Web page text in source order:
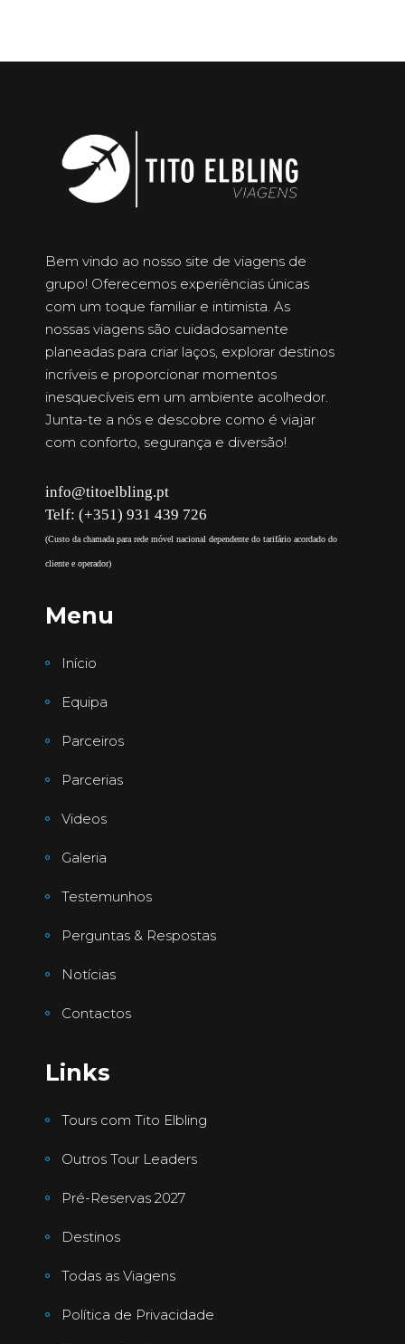
Bem vindo ao nosso site de viagens de
grupo! Oferecemos experiências únicas
com um toque familiar e intimista. As
nossas viagens são cuidadosamente
planeadas para criar laços, explorar destinos
incríveis e proporcionar momentos
inesquecíveis em um ambiente acolhedor.
Junta-te a nós e descobre como é viajar
com conforto, segurança e diversão!
info@titoelbling.pt
Telf: (+351) 931 439 726
(Custo da chamada para rede móvel nacional dependente do tarifário acordado do
cliente e operador)
Menu
Início
Equipa
Parceiros
Parcerias
Videos
Galeria
Testemunhos
Perguntas & Respostas
Notícias
Contactos
Links
Tours com Tito Elbling
Outros Tour Leaders
Pré-Reservas 2027
Destinos
Todas as Viagens
Política de Privacidade